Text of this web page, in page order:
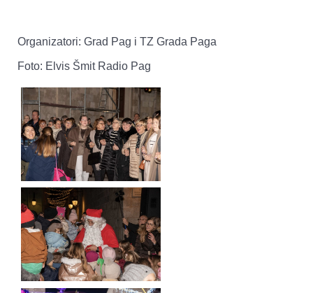
Organizatori: Grad Pag i TZ Grada Paga
Foto: Elvis Šmit Radio Pag